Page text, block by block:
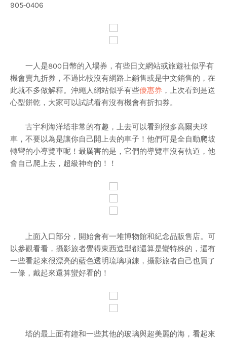
905-0406
一人是800日幣的入場券，有些日文網站或旅遊社似乎有
機會賣九折券，不過比較沒有網路上銷售或是中文銷售的，在
此就不多做解釋。沖繩人網站似乎有些優惠券 ，上次看到是送
心型餅乾，大家可以試試看有沒有機會有折扣券。
古宇利海洋塔非常的有趣，上去可以看到很多高爾夫球
車，不要以為是讓你自己開上去的車子！他們可是全自動爬坡
轉彎的小導覽車呢！最厲害的是，它們的導覽車沒有軌道，他
會自己爬上去，超級神奇的！！
上面入口部分，開始會有一堆博物館和紀念品販售店。可
以參觀看看，攝影旅者覺得東西造型都還算是蠻特殊的，還有
一些看起來很漂亮的藍色透明琉璃項鍊，攝影旅者自己也買了
一條，戴起來還算蠻好看的！
塔的最上面有鐘和一些其他的玻璃與超美麗的海，看起來